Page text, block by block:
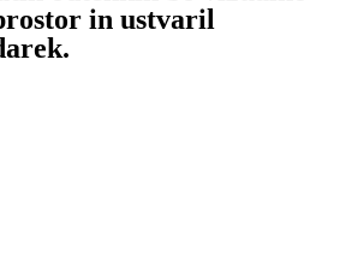
in ustvaril